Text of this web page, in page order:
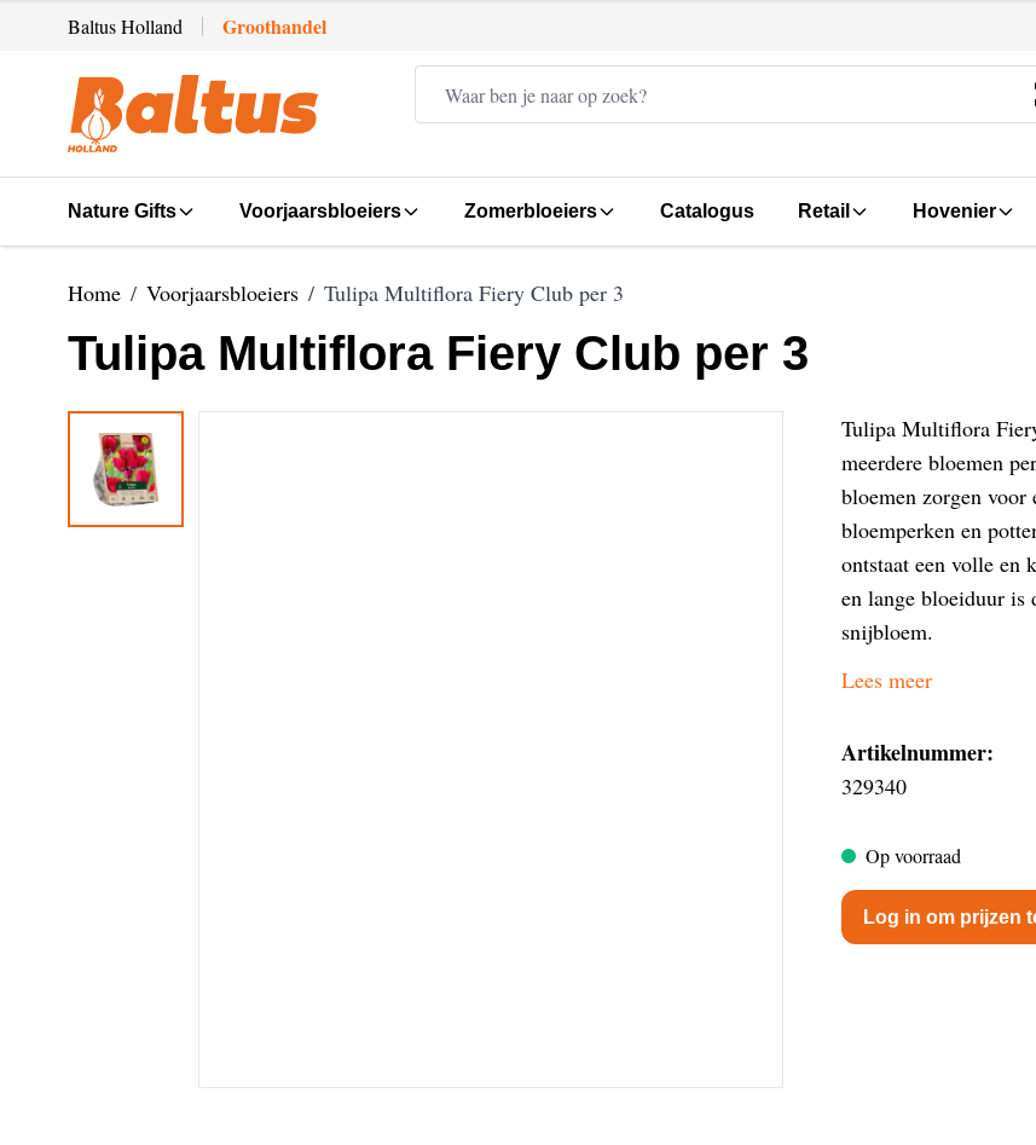
Ga direct door naar de inhoud
Baltus Holland Groothandel
Nature Gifts Voorjaarsbloeiers Zomerbloeiers Catalogus Retail Hovenier
Home / Voorjaarsbloeiers / Tulipa Multiflora Fiery Club per 3
Tulipa Multiflora Fiery Club per 3
Tulipa Multiflora
meerdere bloemen
bloemen zorgen
bloemperken en
ontstaat een volle en
en lange bloeiduur is
snijbloem.
Lees meer
Artikelnummer:
329340
Op voorraad
Log in om prijzen